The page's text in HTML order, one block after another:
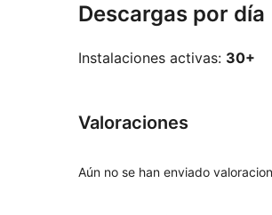
Descargas por día
Instalaciones activas: 30+
Valoraciones
Aún no se han enviado